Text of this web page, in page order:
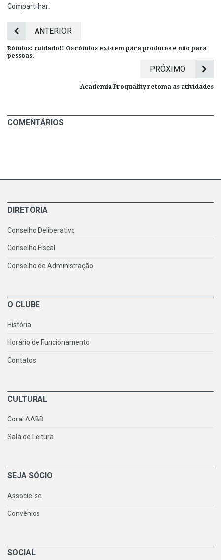
Compartilhar:
ANTERIOR
Rótulos: cuidado!! Os rótulos existem para produtos e não para
pessoas.
PRÓXIMO
Academia Proquality retoma as atividades
COMENTÁRIOS
DIRETORIA
Conselho Deliberativo
Conselho Fiscal
Conselho de Administração
O CLUBE
História
Horário de Funcionamento
Contatos
CULTURAL
Coral AABB
Sala de Leitura
SEJA SÓCIO
Associe-se
Convênios
SOCIAL